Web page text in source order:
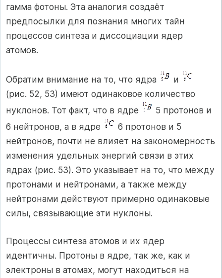
гамма фотоны. Эта аналогия создаёт
предпосылки для познания многих тайн
процессов синтеза и диссоциации ядер
атомов.
Обратим внимание на то, что ядра
и
(рис. 52, 53) имеют одинаковое количество
нуклонов. Тот факт, что в ядре
5 протонов и
6 нейтронов, а в ядре
6 протонов и 5
нейтронов, почти не влияет на закономерность
изменения удельных энергий связи в этих
ядрах (рис. 53). Это указывает на то, что между
протонами и нейтронами, а также между
нейтронами действуют примерно одинаковые
силы, связывающие эти нуклоны.
Процессы синтеза атомов и их ядер
идентичны. Протоны в ядре, так же, как и
электроны в атомах, могут находиться на